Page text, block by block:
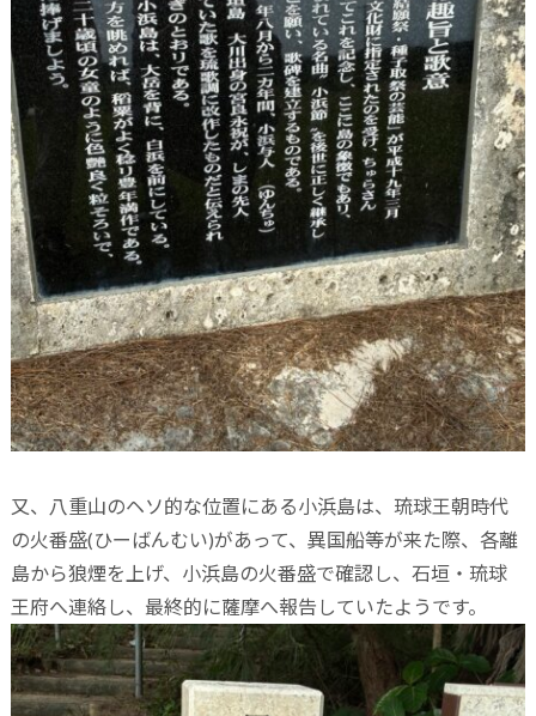
又、八重山のヘソ的な位置にある小浜島は、琉球王朝時代
の火番盛(ひーばんむい)があって、異国船等が来た際、各離
島から狼煙を上げ、小浜島の火番盛で確認し、石垣・琉球
王府へ連絡し、最終的に薩摩へ報告していたようです。